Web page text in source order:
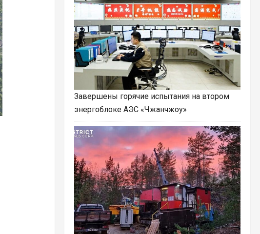
Завершены горячие испытания на втором
энергоблоке АЭС «Чжанчжоу»